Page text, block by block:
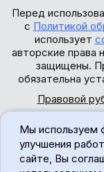
Перед
с Политикой
использует
авторские права
защищены.
обязательна
Правовой
Мы используем
улучшения
сайте, Вы